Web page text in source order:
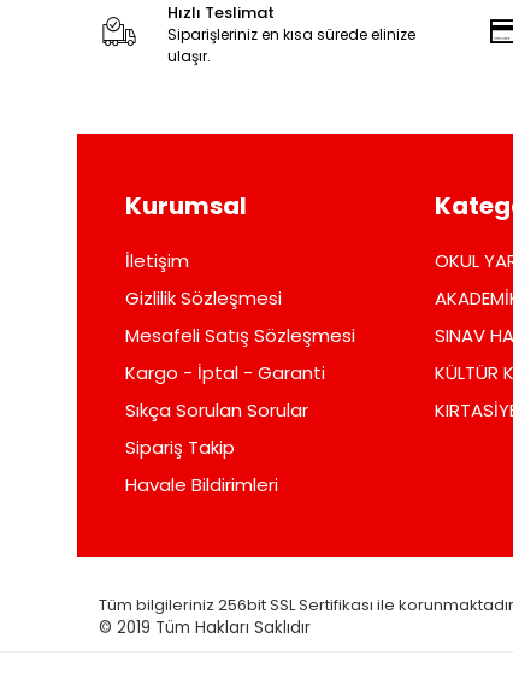
Hızlı Teslimat
Siparişleriniz en kısa sürede elinize
ulaşır.
Kurumsal
İletişim
Gizlilik Sözleşmesi
Mesafeli Satış Sözleşmesi
Kargo - İptal - Garanti
Sıkça Sorulan Sorular
Sipariş Takip
Havale Bildirimleri
OKUL
SINAV
KÜLTÜR
Tüm bilgileriniz 256bit SSL Sertifikası ile
© 2019 Tüm Hakları Saklıdır